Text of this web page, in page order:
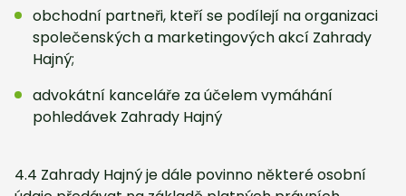
obchodní partneři, kteří se podílejí na organizaci
společenských a marketingových akcí Zahrady
Hajný;
advokátní kanceláře za účelem vymáhání
pohledávek Zahrady Hajný
4.4 Zahrady Hajný je dále povinno některé osobní